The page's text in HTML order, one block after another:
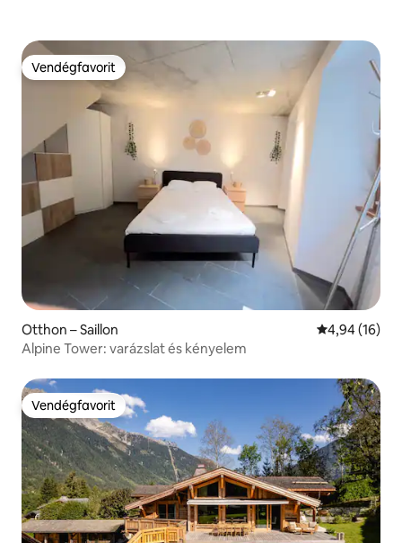
Vendégfavorit
Vendégfavorit
Otthon – Saillon Átlagos
4,94 (16)
Alpine Tower: varázslat és kényelem
Vendégfavorit
Vendégfavorit